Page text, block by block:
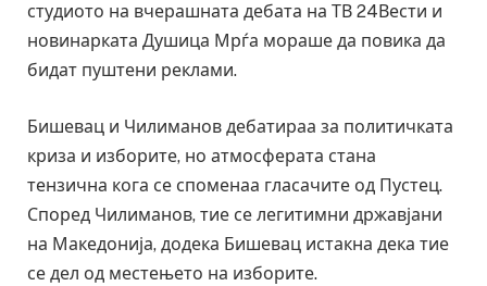
студиото на вчерашната дебата на ТВ 24Вести и
новинарката Душица Мрѓа мораше да повика да
бидат пуштени реклами.
Бишевац и Чилиманов дебатираа за политичката
криза и изборите, но атмосферата стана
тензична кога се споменаа гласачите од Пустец.
Според Чилиманов, тие се легитимни државјани
на Македонија, додека Бишевац истакна дека тие
се дел од местењето на изборите.